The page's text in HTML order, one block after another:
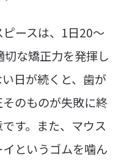
ースは、1日20～
な矯正力を発揮し
日が続くと、歯が
のものが失敗に終
す。また、マウス
というゴムを噛ん